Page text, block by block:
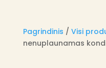
Pagrindinis / Visi
nenuplaunamas